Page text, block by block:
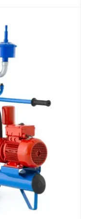
стоимость
счёт, договор
оплату по